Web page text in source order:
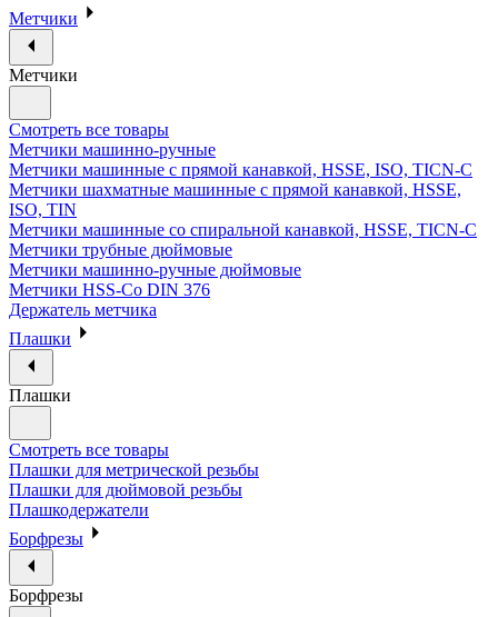
Метчики
Метчики
Смотреть все товары
Метчики машинно-ручные
Метчики машинные с прямой канавкой, HSSE, ISO, TICN-C
Метчики шахматные машинные с прямой канавкой, HSSE,
ISO, TIN
Метчики машинные со спиральной канавкой, HSSE, TICN-C
Метчики трубные дюймовые
Метчики машинно-ручные дюймовые
Метчики HSS-Co DIN 376
Держатель метчика
Плашки
Плашки
Смотреть все товары
Плашки для метрической резьбы
Плашки для дюймовой резьбы
Плашкодержатели
Борфрезы
Борфрезы